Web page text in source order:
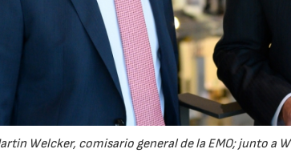
Welcker, comisario general de la EMO; junto a